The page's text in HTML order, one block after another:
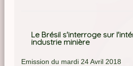
Le Brésil s'interroge sur
industrie minière
Emission du mardi 24 Avril 2018